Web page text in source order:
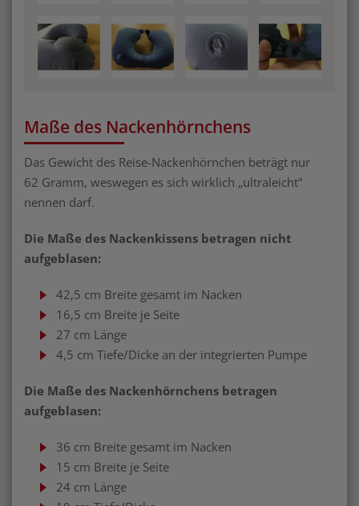
Maße des Nackenhörnchens
Das Gewicht des Reise-Nackenhörnchen beträgt nur
62 Gramm, weswegen es sich wirklich „ultraleicht“
nennen darf.
Die Maße des Nackenkissens betragen nicht
aufgeblasen:
42,5 cm Breite gesamt im Nacken
16,5 cm Breite je Seite
27 cm Länge
4,5 cm Tiefe/Dicke an der integrierten Pumpe
Die Maße des Nackenhörnchens betragen
aufgeblasen:
36 cm Breite gesamt im Nacken
15 cm Breite je Seite
24 cm Länge